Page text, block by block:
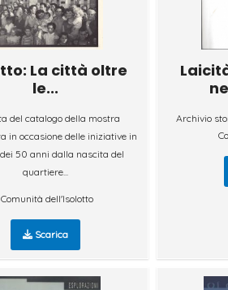
La città oltre
le...
del catalogo della mostra
in occasione delle iniziative in
50 anni dalla nascita del
quartiere...
Comunità dell'Isolotto
Scarica
Archivio